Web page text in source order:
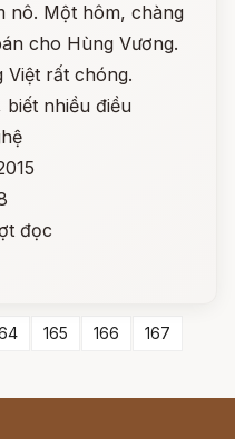
nô. Một hôm, chàng
cho Hùng Vương.
Việt rất chóng.
nhiều điều
đọc
165 166
167